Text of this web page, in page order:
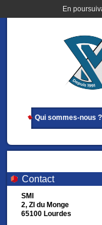
En
Qui sommes-nous ?
Contact
SMI
2, ZI du Monge
65100 Lourdes